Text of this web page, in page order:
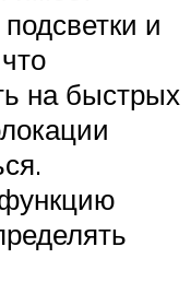
и
на быстрых